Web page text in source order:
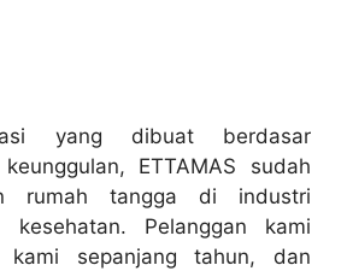
yang dibuat berdasar
ETTAMAS sudah
rumah tangga di industri
kesehatan. Pelanggan kami
kami sepanjang tahun, dan